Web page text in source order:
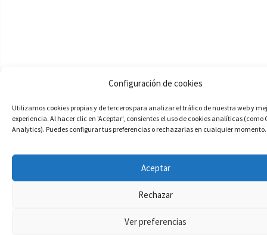
Configuración de cookies
Utilizamos cookies propias y de terceros para analizar el tráfico de nuestra web y
experiencia. Al hacer clic en 'Aceptar', consientes el uso de cookies analíticas (como
Analytics). Puedes configurar tus preferencias o rechazarlas en cualquier momento.
Aceptar
Rechazar
Ver preferencias